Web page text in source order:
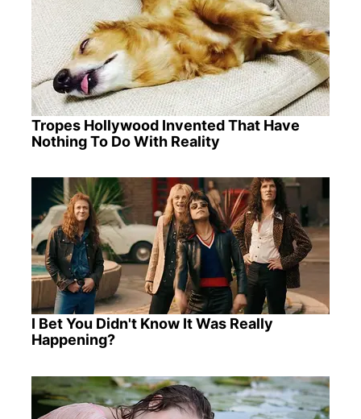
Tropes Hollywood Invented That Have
Nothing To Do With Reality
I Bet You Didn't Know It Was Really
Happening?